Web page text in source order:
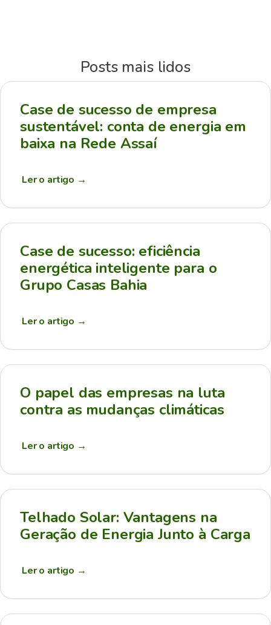
Posts mais lidos
Case de sucesso de empresa
sustentável: conta de energia em
baixa na Rede Assaí
Ler o artigo →
Case de sucesso: eficiência
energética inteligente para o
Grupo Casas Bahia
Ler o artigo →
O papel das empresas na luta
contra as mudanças climáticas
Ler o artigo →
Telhado Solar: Vantagens na
Geração de Energia Junto à Carga
Ler o artigo →